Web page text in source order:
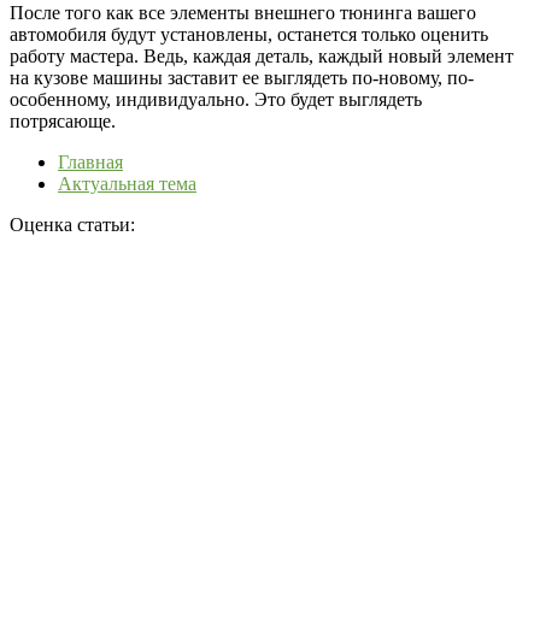
После того как все элементы внешнего тюнинга вашего
автомобиля будут установлены, останется только оценить
работу мастера. Ведь, каждая деталь, каждый новый элемент
на кузове машины заставит ее выглядеть по-новому, по-
особенному, индивидуально. Это будет выглядеть
потрясающе.
Главная
Актуальная тема
Оценка статьи: